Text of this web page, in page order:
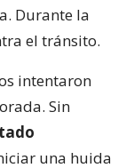
Durante la
el tránsito.
intentaron
Sin
una huida